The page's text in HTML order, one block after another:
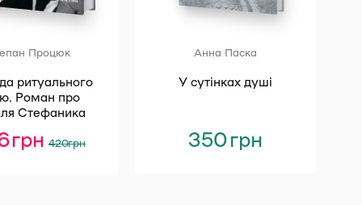
ритуального
Роман про
Стефаника
420грн
Оригінальна
ціна:
грнПоточна
ціна:
Процюк
У сутінках душі
350грн
Анна Паска